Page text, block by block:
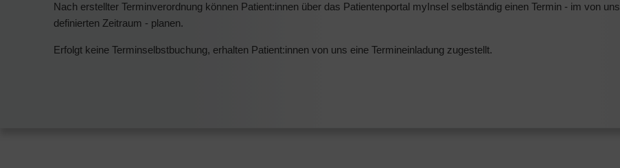
Nach erstellter Terminverordnung können Patient:innen über das Patientenportal myInsel selbständig einen Termin - im von uns
definierten Zeitraum - planen.
Erfolgt keine Terminselbstbuchung, erhalten Patient:innen von uns eine Termineinladung zugestellt.